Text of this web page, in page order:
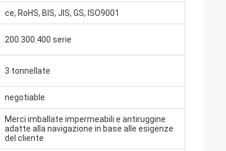
ce, RoHS, BIS, JIS, GS, ISO9001
200.300.400 serie
3 tonnellate
negotiable
Merci imballate impermeabili e antiruggine
adatte alla navigazione in base alle esigenze
del cliente